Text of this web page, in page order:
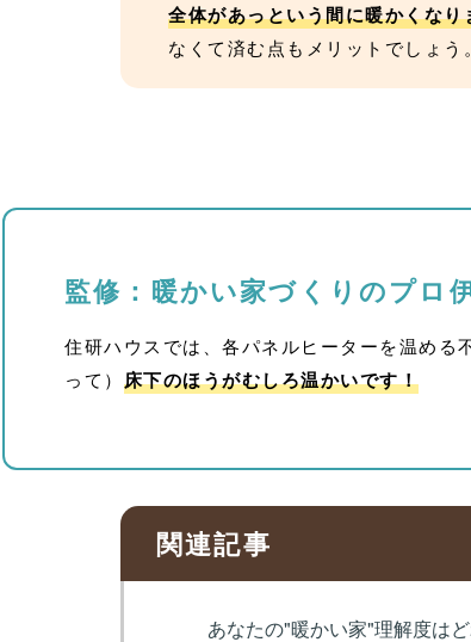
全体があっという間に暖かくなり
なくて済む点もメリットでしょう。
監修：暖かい家づくりのプロ
住研ハウスでは、各パネルヒーターを温める
って） 床下のほうがむしろ温かいです！
関連記事
あなたの"暖かい家"理解度は